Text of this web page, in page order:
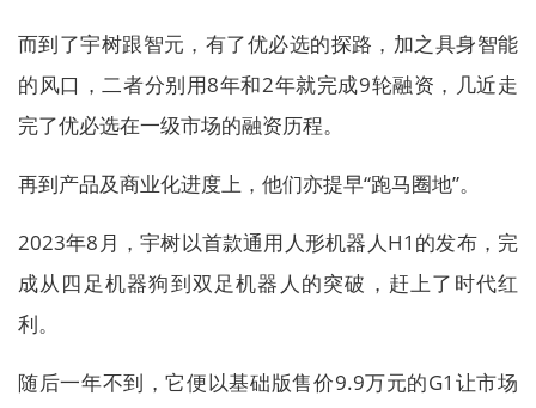
而到了宇树跟智元，有了优必选的探路，加之具身智能
的风口，二者分别用8年和2年就完成9轮融资，几近走
完了优必选在一级市场的融资历程。
再到产品及商业化进度上，他们亦提早“跑马圈地”。
2023年8月，宇树以首款通用人形机器人H1的发布，完
成从四足机器狗到双足机器人的突破，赶上了时代红
利。
随后一年不到，它便以基础版售价9.9万元的G1让市场